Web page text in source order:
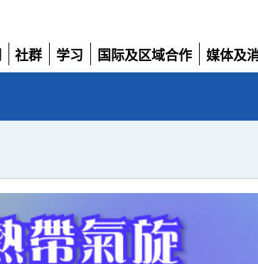
社群
展
学习
展
国际及区域合作
展
媒体及
展